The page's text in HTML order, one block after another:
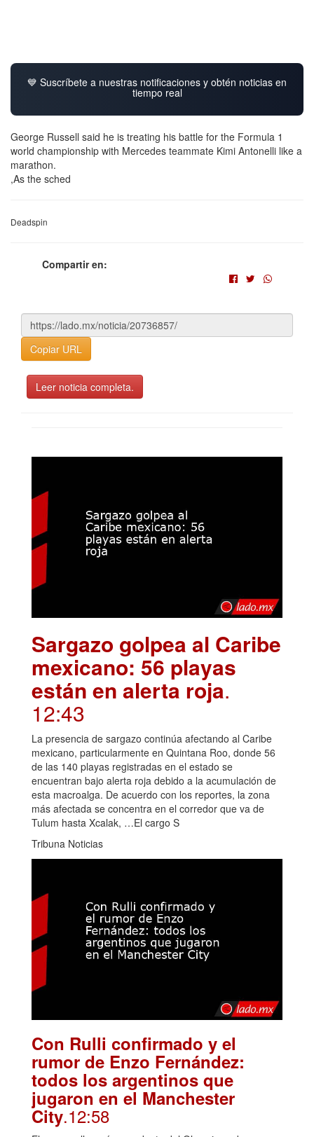
💙 Suscríbete a nuestras notificaciones y obtén noticias en
tiempo real
George Russell said he is treating his battle for the Formula 1
world championship with Mercedes teammate Kimi Antonelli like a
marathon.
,As the sched
Deadspin
Compartir en:
Copiar URL
Leer noticia completa.
Sargazo golpea al Caribe
mexicano: 56 playas
están en alerta roja.
12:43
La presencia de sargazo continúa afectando al Caribe
mexicano, particularmente en Quintana Roo, donde 56
de las 140 playas registradas en el estado se
encuentran bajo alerta roja debido a la acumulación de
esta macroalga. De acuerdo con los reportes, la zona
más afectada se concentra en el corredor que va de
Tulum hasta Xcalak, …El cargo S
Tribuna Noticias
Con Rulli confirmado y el
rumor de Enzo Fernández:
todos los argentinos que
jugaron en el Manchester
City.12:58